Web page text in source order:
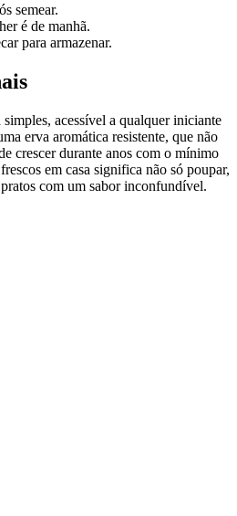
semear.
é de manhã.
para armazenar.
simples, acessível a qualquer iniciante
erva aromática resistente, que não
crescer durante anos com o mínimo
em casa significa não só poupar,
com um sabor inconfundível.